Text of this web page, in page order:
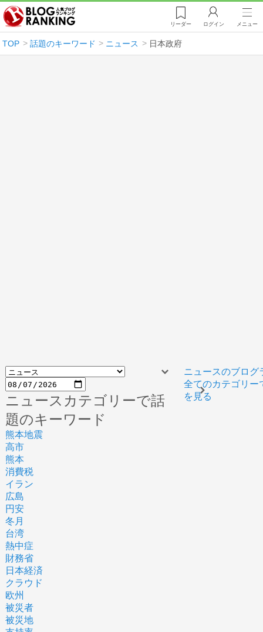
リーダー ログイン メニュー
TOP 話題のキーワード ニュース 日本政府
ニュースカテゴリーで話
題のキーワード
熊本地震
高市
熊本
消費税
イラン
広島
円安
冬月
台湾
熱中症
財務省
日本経済
クラウド
欧州
被災者
被災地
ニュースのブログ
全てのカテゴリー
を見る